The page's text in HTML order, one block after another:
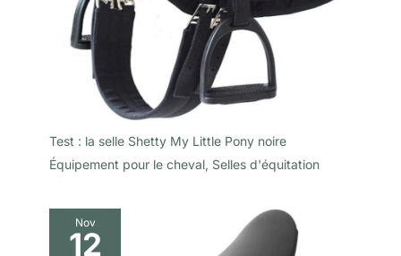
Test : la selle Shetty My Little Pony noire
Équipement pour le cheval, Selles d'équitation
Nov
12